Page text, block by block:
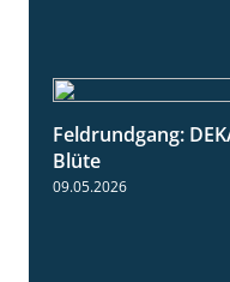
Feldrundgang:
Blüte
09.05.2026